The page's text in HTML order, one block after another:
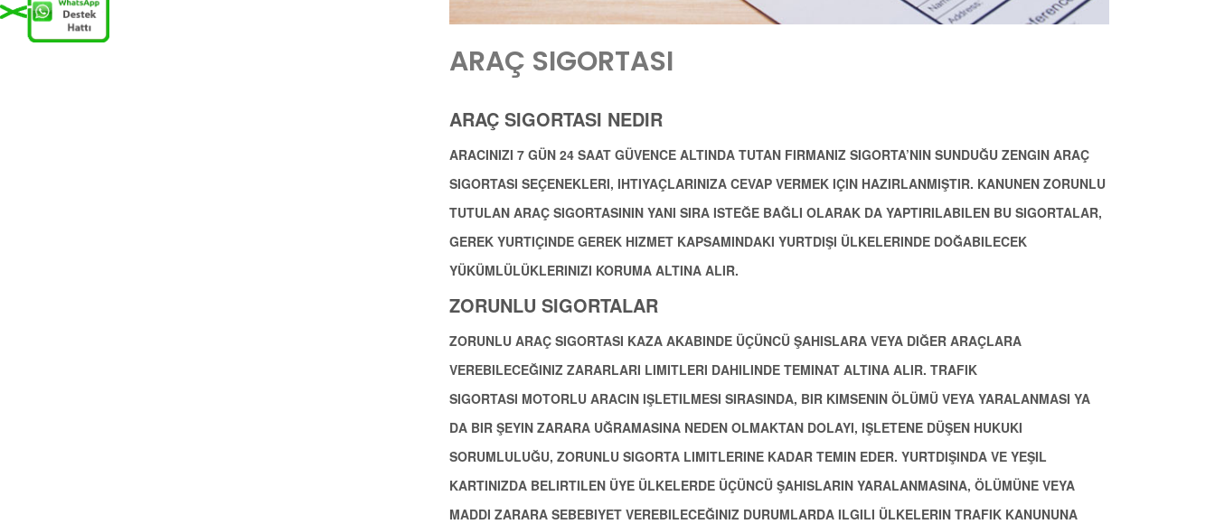
ARAÇ SIGORTASI
ARAÇ SIGORTASI NEDIR
ARACINIZI 7 GÜN 24 SAAT GÜVENCE ALTINDA TUTAN FIRMANIZ SIGORTA’NIN SUNDUĞU ZENGIN ARAÇ
SIGORTASI SEÇENEKLERI, IHTIYAÇLARINIZA CEVAP VERMEK IÇIN HAZIRLANMIŞTIR. KANUNEN ZORUNLU
TUTULAN ARAÇ SIGORTASININ YANI SIRA ISTEĞE BAĞLI OLARAK DA YAPTIRILABILEN BU SIGORTALAR,
GEREK YURTIÇINDE GEREK HIZMET KAPSAMINDAKI YURTDIŞI ÜLKELERINDE DOĞABILECEK
YÜKÜMLÜLÜKLERINIZI KORUMA ALTINA ALIR.
ZORUNLU SIGORTALAR
ZORUNLU ARAÇ SIGORTASI KAZA AKABINDE ÜÇÜNCÜ ŞAHISLARA VEYA DIĞER ARAÇLARA
VEREBILECEĞINIZ ZARARLARI LIMITLERI DAHILINDE TEMINAT ALTINA ALIR. TRAFIK
SIGORTASI MOTORLU ARACIN IŞLETILMESI SIRASINDA, BIR KIMSENIN ÖLÜMÜ VEYA YARALANMASI YA
DA BIR ŞEYIN ZARARA UĞRAMASINA NEDEN OLMAKTAN DOLAYI, IŞLETENE DÜŞEN HUKUKI
SORUMLULUĞU, ZORUNLU SIGORTA LIMITLERINE KADAR TEMIN EDER. YURTDIŞINDA VE YEŞIL
KARTINIZDA BELIRTILEN ÜYE ÜLKELERDE ÜÇÜNCÜ ŞAHISLARIN YARALANMASINA, ÖLÜMÜNE VEYA
MADDI ZARARA SEBEBIYET VEREBILECEĞINIZ DURUMLARDA ILGILI ÜLKELERIN TRAFIK KANUNUNA